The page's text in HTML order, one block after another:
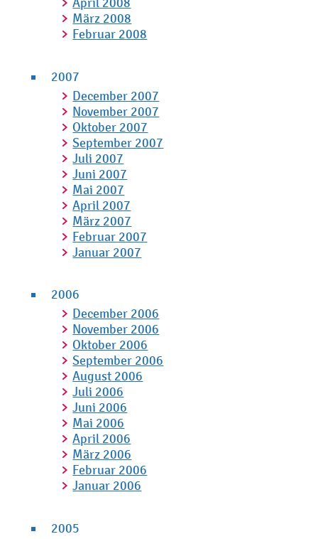
März 2008
Februar 2008
2007
December 2007
November 2007
Oktober 2007
September 2007
Juli 2007
Juni 2007
Mai 2007
April 2007
März 2007
Februar 2007
Januar 2007
2006
December 2006
November 2006
Oktober 2006
September 2006
August 2006
Juli 2006
Juni 2006
Mai 2006
April 2006
März 2006
Februar 2006
Januar 2006
2005